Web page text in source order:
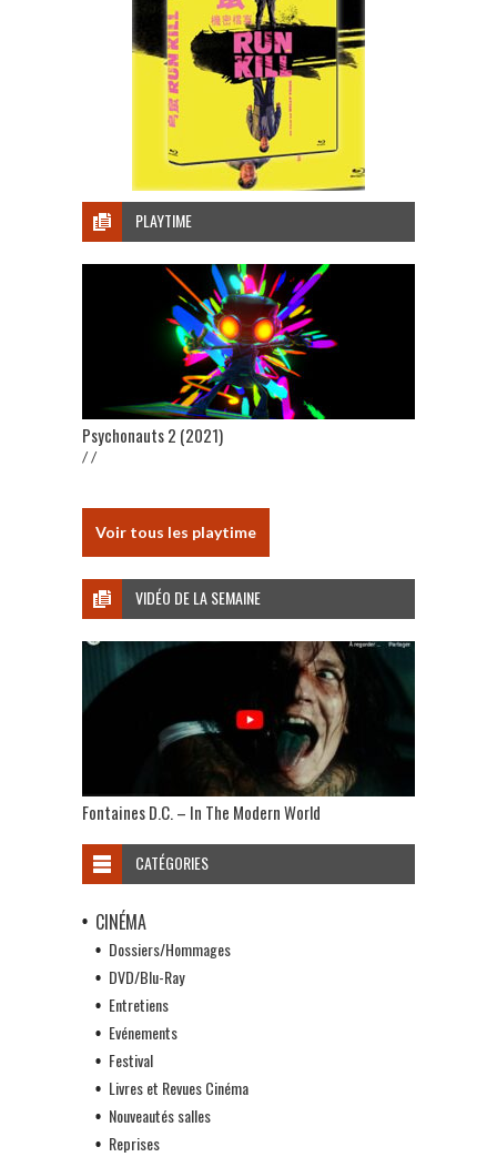
PLAYTIME
Psychonauts 2 (2021)
/ /
Voir tous les playtime
VIDÉO DE LA SEMAINE
Fontaines D.C. – In The Modern World
CATÉGORIES
CINÉMA
Dossiers/Hommages
DVD/Blu-Ray
Entretiens
Evénements
Festival
Livres et Revues Cinéma
Nouveautés salles
Reprises